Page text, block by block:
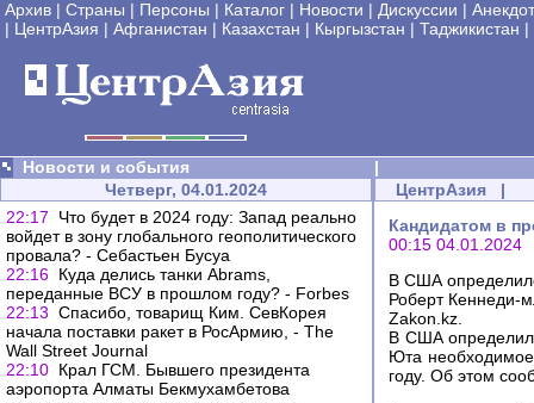
Архив | Страны | Персоны | Каталог | Новости | Дискуссии |
| ЦентрАзия | Афганистан | Казахстан | Кыргызстан | Таджикистан |
Новости и события
|
Четверг, 04.01.2024
22:17
Что будет в 2024 году: Запад реально
войдет в зону глобального геополитического
провала? - Себастьен Бусуа
22:16 Куда делись танки Abrams,
переданные ВСУ в прошлом году? - Forbes
22:13 Спасибо, товарищ Ким. СевКорея
начала поставки ракет в РосАрмию, - The
Wall Street Journal
22:10 Крал ГСМ. Бывшего президента
аэропорта Алматы Бекмухамбетова
ЦентрАзия |
Кандидатом в
00:15 04.01.2024
В США
Роберт Кеннеди-
Zakon.kz.
В США
Юта необходимое
году. Об этом